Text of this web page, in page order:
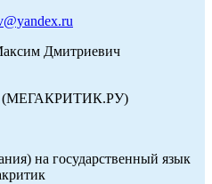
Дмитриевич
(МЕГАКРИТИК.РУ)
на государственный язык